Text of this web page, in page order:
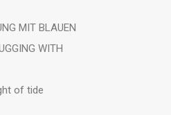
MIT BLAUEN
WITH
of tide